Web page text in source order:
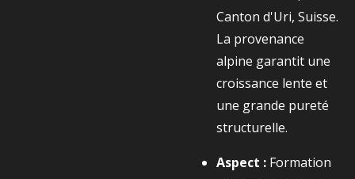
Canton d'Uri, Suisse.
La provenance
alpine garantit une
croissance lente et
une grande pureté
structurelle.
Aspect : Formation